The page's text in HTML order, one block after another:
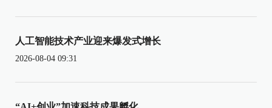
人工智能技术产业迎来爆发式增长
2026-08-04 09:31